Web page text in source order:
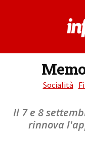
Socialità
Il 7 e 8
rinnova